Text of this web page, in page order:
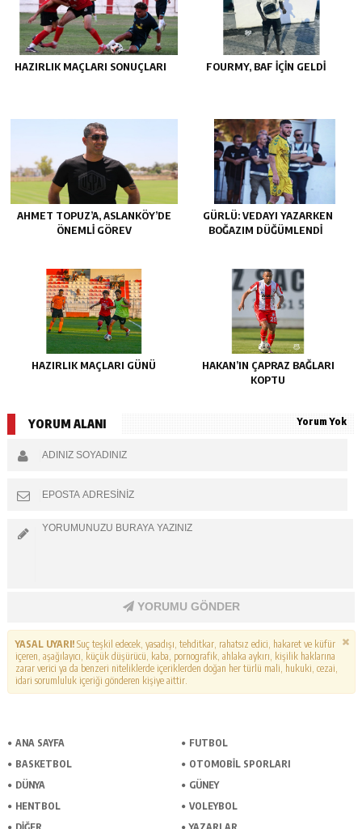
HAZIRLIK MAÇLARI SONUÇLARI FOURMY, BAF İÇİN GELDİ
AHMET TOPUZ’A, ASLANKÖY’DE
ÖNEMLİ GÖREV
GÜRLÜ: VEDAYI YAZARKEN
BOĞAZIM DÜĞÜMLENDİ
HAZIRLIK MAÇLARI GÜNÜ
HAKAN’IN ÇAPRAZ BAĞLARI
KOPTU
YORUM ALANI Yorum Yok
YORUMU GÖNDER
YASAL UYARI!Suç teşkil edecek, yasadışı, tehditkar, rahatsız edici, hakaret ve küfür
içeren, aşağılayıcı, küçük düşürücü, kaba, pornografik, ahlaka aykırı, kişilik haklarına
zarar verici ya da benzeri niteliklerde içeriklerden doğan her türlü mali, hukuki, cezai,
idari sorumluluk içeriği gönderen kişiye aittir.
ANA SAYFA
FUTBOL
BASKETBOL
OTOMOBİL SPORLARI
DÜNYA
GÜNEY
HENTBOL
VOLEYBOL